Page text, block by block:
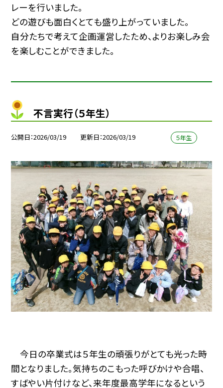
レーを行いました。
どの遊びも面白くとても盛り上がっていました。
自分たちで考えて企画運営したため、よりお楽しみ会
を楽しむことができました。
不言実行（５年生）
公開日 2026/03/19 更新日 2026/03/19 ５年生
今日の卒業式は５年生の頑張りがとても光った時
間となりました。気持ちのこもった呼びかけや合唱、
すばやい片付けなど、来年度最高学年になるという